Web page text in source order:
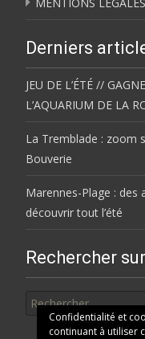
Derniers
JEU DE L’ÉTÉ //
L’AQUARIUM DE LA
La Tremblade : zoom
Bouverie
Marennes-Plage : des
découvrir tout l’été
Rechercher
Confidentialité et
continuant à utiliser